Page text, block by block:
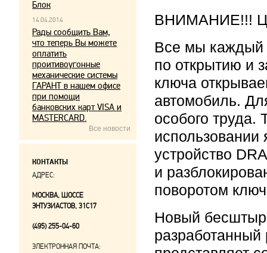
ВНИМАНИЕ!!!
Все мы каждый
по открытию и
ключа
автомобиль.
особого
использовании
устройство
и
поворотом
Новый
Блок
14.04.2014
Рады сообщить Вам,
что теперь Вы можете
оплатить
проитивоугонные
механические системы
ГАРАНТ в нашем офисе
при помощи
банковских карт VISA и
MASTERCARD.
Все новости
КОНТАКТЫ
АДРЕС:
МОСКВА, ШОССЕ
ЭНТУЗИАСТОВ, 31С17
(495) 255-04-60
ЭЛЕКТРОННАЯ ПОЧТА: